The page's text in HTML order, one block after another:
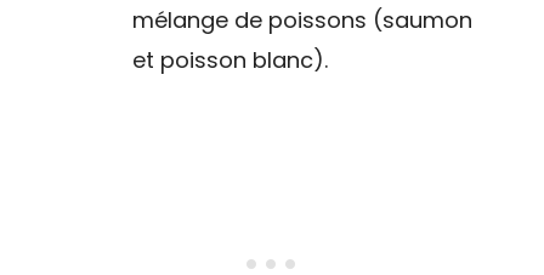
mélange de poissons (saumon
et poisson blanc).